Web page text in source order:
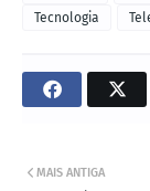
Tecnologia
MAIS ANTIGA